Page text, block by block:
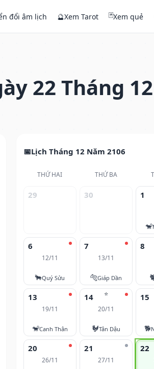
đổi âm lịch 🔮Xem Tarot 🃏Xem quẻ
22 Tháng
Lịch Tháng 12 Năm 2106
THỨ HAI THỨ BA
29 30 1
🐒
6
12/11
🐂Quý Sửu
7
13/11
🐅Giáp Dần
8
13
19/11
🐒Canh Thân
⭐
14
20/11
🐓Tân Dậu
15
🐕
20
26/11
21
27/11
22